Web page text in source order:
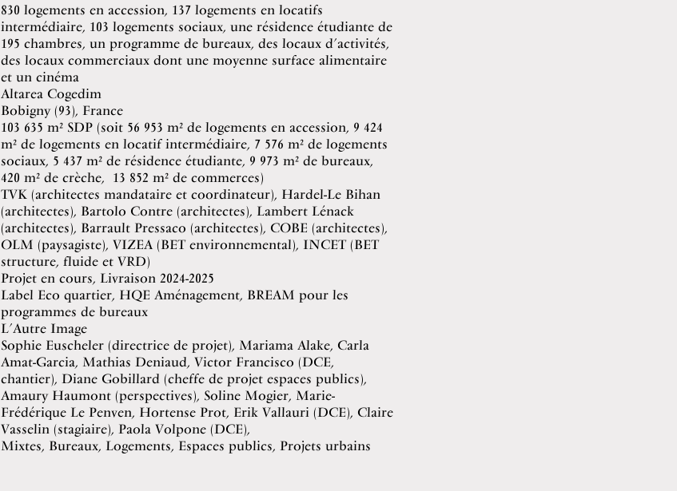
830 logements en accession, 137 logements en locatifs
intermédiaire, 103 logements sociaux, une résidence étudiante de
195 chambres, un programme de bureaux, des locaux d’activités,
des locaux commerciaux dont une moyenne surface alimentaire
et un cinéma
Altarea Cogedim
Bobigny (93), France
103 635 m² SDP (soit 56 953 m² de logements en accession, 9 424
m² de logements en locatif intermédiaire, 7 576 m² de logements
sociaux, 5 437 m² de résidence étudiante, 9 973 m² de bureaux,
420 m² de crèche, 13 852 m² de commerces)
TVK (architectes mandataire et coordinateur), Hardel-Le Bihan
(architectes), Bartolo Contre (architectes), Lambert Lénack
(architectes), Barrault Pressaco (architectes), COBE (architectes),
OLM (paysagiste), VIZEA (BET environnemental), INCET (BET
structure, fluide et VRD)
Projet en cours, Livraison 2024-2025
Label Eco quartier, HQE Aménagement, BREAM pour les
programmes de bureaux
L’Autre Image
Sophie Euscheler (directrice de projet), Mariama Alake, Carla
Amat-Garcia, Mathias Deniaud, Victor Francisco (DCE,
chantier), Diane Gobillard (cheffe de projet espaces publics),
Amaury Haumont (perspectives), Soline Mogier, Marie-
Frédérique Le Penven, Hortense Prot, Erik Vallauri (DCE), Claire
Vasselin (stagiaire), Paola Volpone (DCE),
Mixtes, Bureaux, Logements, Espaces publics, Projets urbains